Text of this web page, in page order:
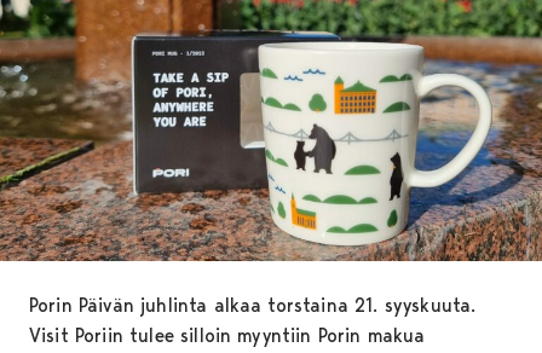
Porin Päivän juhlinta alkaa torstaina 21. syyskuuta.
Visit Poriin tulee silloin myyntiin Porin makua